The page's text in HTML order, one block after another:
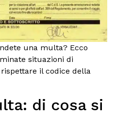
una multa? Ecco
situazioni di
il codice della
di cosa si